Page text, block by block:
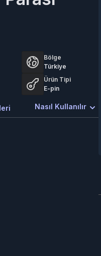
Bölge
Türkiye
Ürün Tipi
E-pin
Nasıl Kullanılır